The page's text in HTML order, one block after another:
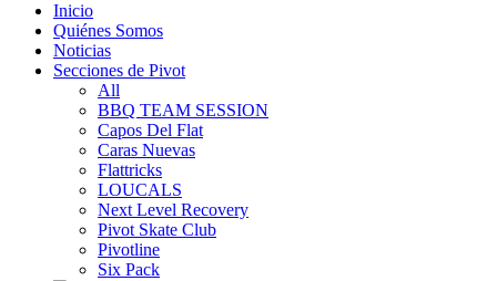
Inicio
Quiénes Somos
Noticias
Secciones de Pivot
All
BBQ TEAM SESSION
Capos Del Flat
Caras Nuevas
Flattricks
LOUCALS
Next Level Recovery
Pivot Skate Club
Pivotline
Six Pack